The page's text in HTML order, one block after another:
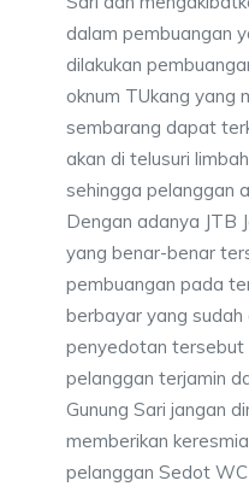
dalam pembuangan
dilakukan
oknum TUkang yang
sembarang dapat
akan di telusuri
sehingga pelanggan
Dengan adanya JTB
yang benar-benar
pembuangan pada
berbayar yang
penyedotan tersebut
pelanggan terjamin
Gunung Sari jangan
memberikan
pelanggan Sedot WC